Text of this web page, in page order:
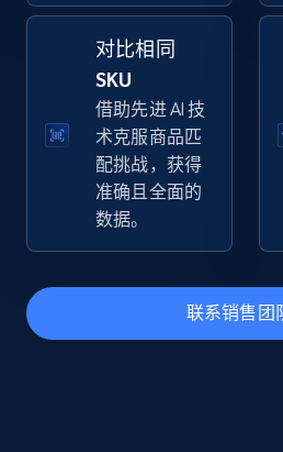
URL, Final price, Sku,
Specifications, Image urls,
more.
5.6K+ 875+
对比相同
SKU
借助先进 AI 技
术克服商品匹
配挑战，获得
准确且全面的
数据。
联系销售团